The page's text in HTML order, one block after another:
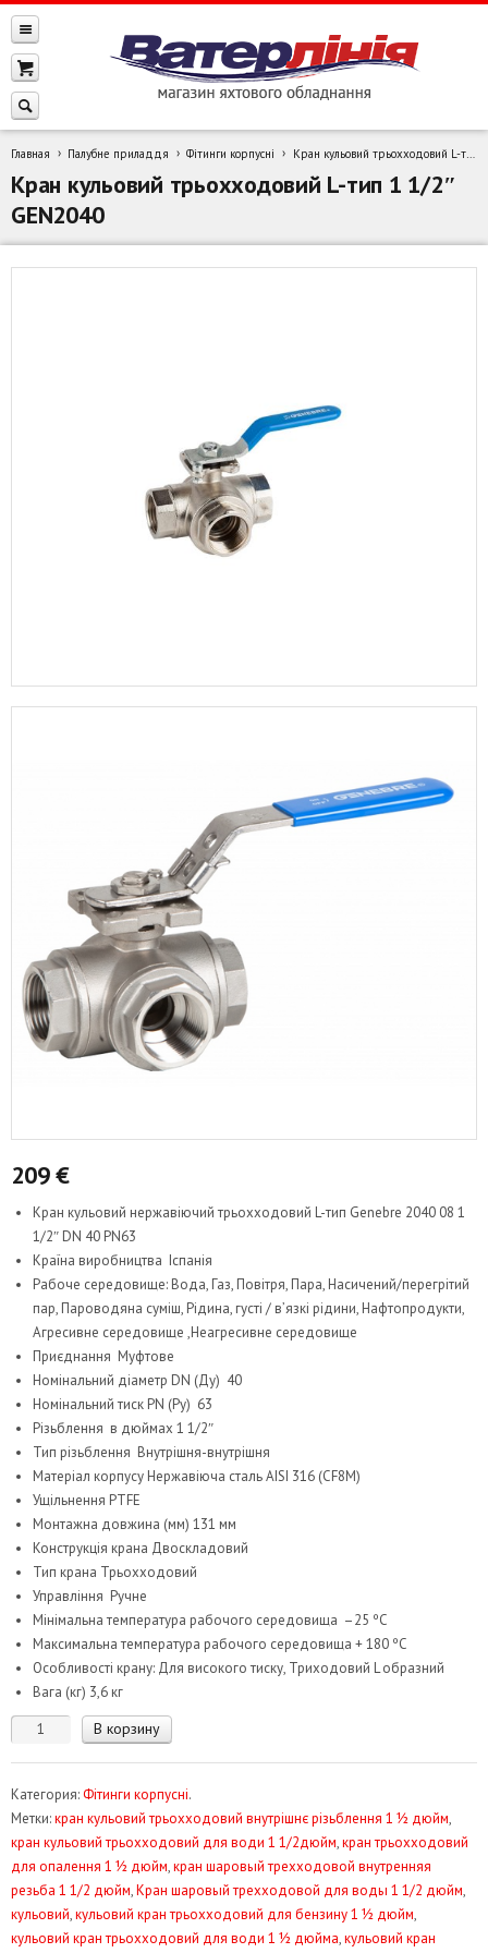
Главная Палубне приладдя Фітинги корпусні Кран кульовий трьохходовий L-тип 1 1/2″ GEN2040
Кран кульовий трьохходовий L-тип 1 1/2″
GEN2040
209€
Кран кульовий нержавіючий трьохходовий L-тип Genebre 2040 08 1
1/2″ DN 40 PN63
Країна виробництва Іспанія
Рабоче середовище: Вода, Газ, Повітря, Пара, Насичений/перегрітий
пар, Пароводяна суміш, Рідина, густі / в’язкі рідини, Нафтопродукти,
Агресивне середовище ,Неагресивне середовище
Приєднання Муфтове
Номінальний діаметр DN (Ду) 40
Номінальний тиск PN (Ру) 63
Різьблення в дюймах 1 1/2″
Тип різьблення Внутрішня-внутрішня
Матеріал корпусу Нержавіюча сталь AISI 316 (CF8M)
Ущільнення PTFE
Монтажна довжина (мм) 131 мм
Конструкція крана Двоскладовий
Тип крана Трьохходовий
Управління Ручне
Мінімальна температура рабочого середовища –25 ºC
Максимальна температура рабочого середовища + 180 ºC
Особливості крану: Для високого тиску, Триходовий L образний
Вага (кг) 3,6 кг
Количество
кульовий
трьохходовий
L-
тип
1
1/2"
GEN2040
В корзину
Категория:Фітинги корпусні.
Метки:кран кульовий трьохходовий внутрішнє різьблення 1 ½ дюйм,
кран кульовий трьохходовий для води 1 1/2дюйм,кран трьохходовий
для опалення 1 ½ дюйм,кран шаровый трехходовой внутренняя
резьба 1 1/2 дюйм,Кран шаровый трехходовой для воды 1 1/2 дюйм,
кульовий,кульовий кран трьохходовий для бензину 1 ½ дюйм,
кульовий кран трьохходовий для води 1 ½ дюйма,кульовий кран